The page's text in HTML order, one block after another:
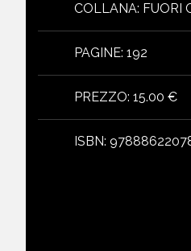
COLLANA: FUORI
PAGINE: 192
PREZZO: 15.00 €
ISBN: